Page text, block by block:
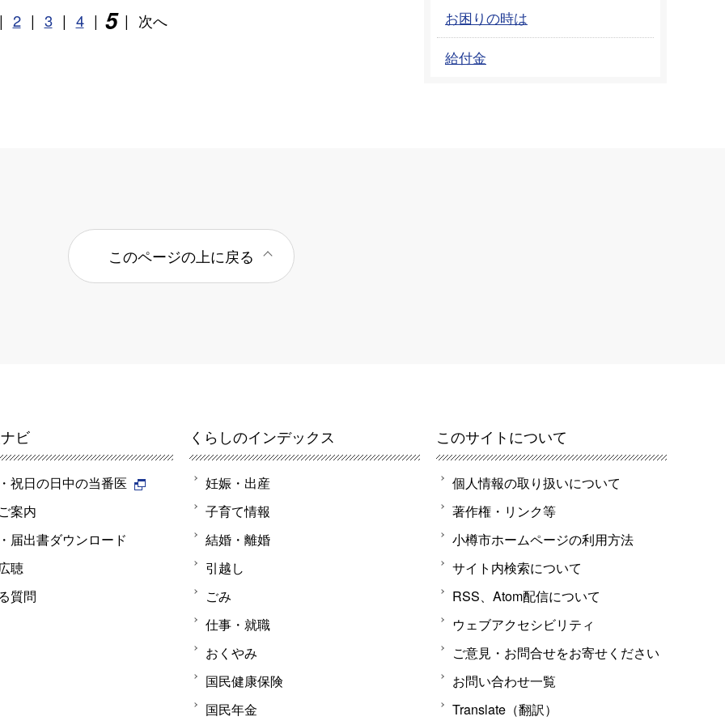
| 2 | 3 | 4 | 5 | 次へ
お困りの時は
給付金
このページの上に戻る
ビ
祝日の日中の当番医
案内
届出書ダウンロード
聴
質問
くらしのインデックス
妊娠・出産
子育て情報
結婚・離婚
引越し
ごみ
仕事・就職
おくやみ
国民健康保険
国民年金
このサイトについて
個人情報の取り扱いについて
著作権・リンク等
小樽市ホームページの利用方法
サイト内検索について
RSS、Atom配信について
ウェブアクセシビリティ
ご意見・お問合せをお寄せください
お問い合わせ一覧
Translate（翻訳）